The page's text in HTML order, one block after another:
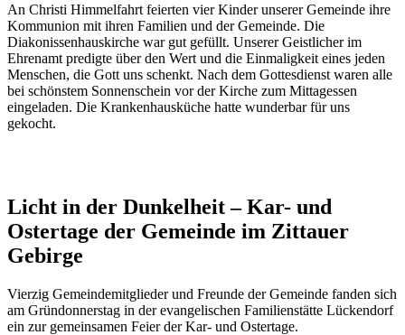
An Christi Himmelfahrt feierten vier Kinder unserer Gemeinde ihre
Kommunion mit ihren Familien und der Gemeinde. Die
Diakonissenhauskirche war gut gefüllt. Unserer Geistlicher im
Ehrenamt predigte über den Wert und die Einmaligkeit eines jeden
Menschen, die Gott uns schenkt. Nach dem Gottesdienst waren alle
bei schönstem Sonnenschein vor der Kirche zum Mittagessen
eingeladen. Die Krankenhausküche hatte wunderbar für uns
gekocht.
Licht in der Dunkelheit – Kar- und
Ostertage der Gemeinde im Zittauer
Gebirge
Vierzig Gemeindemitglieder und Freunde der Gemeinde fanden sich
am Gründonnerstag in der evangelischen Familienstätte Lückendorf
ein zur gemeinsamen Feier der Kar- und Ostertage.